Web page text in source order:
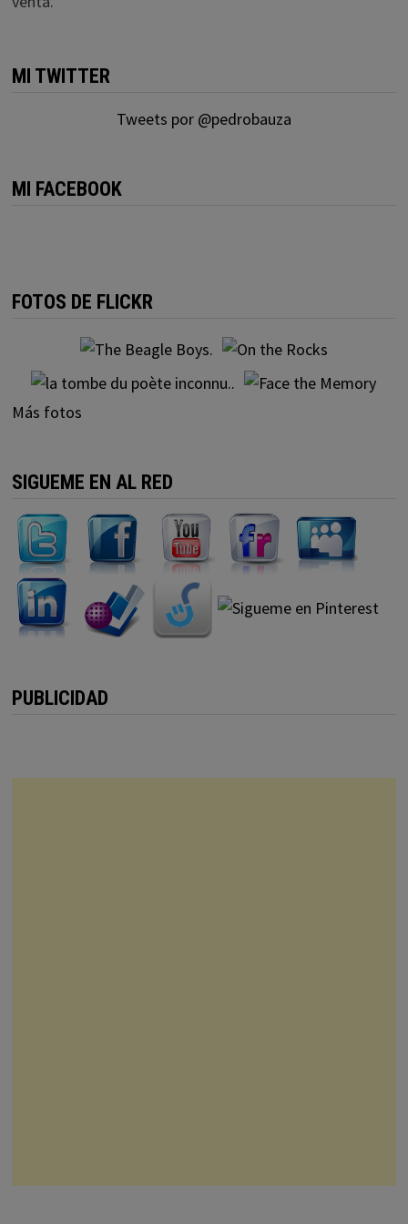
MI TWITTER
Tweets por @pedrobauza
MI FACEBOOK
FOTOS DE FLICKR
Más fotos
SIGUEME EN AL RED
PUBLICIDAD